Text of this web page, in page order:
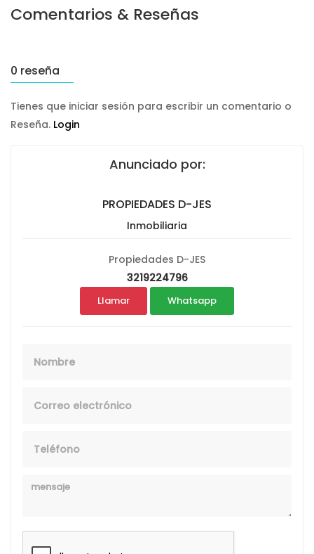
Comentarios & Reseñas
0 reseña
Tienes que iniciar sesión para escribir un comentario o
Reseña. Login
Anunciado por:
PROPIEDADES D-JES
Inmobiliaria
Propiedades D-JES
3219224796
Llamar Whatsapp